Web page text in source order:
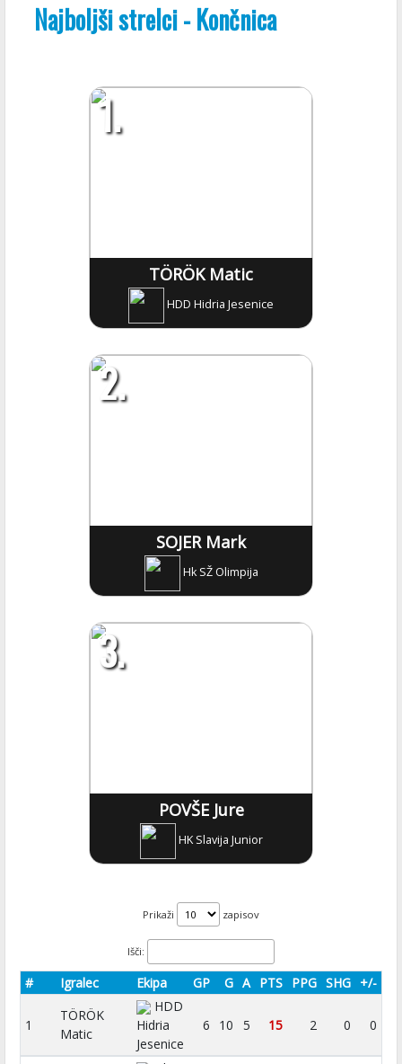
Najboljši strelci - Končnica
1.
TÖRÖK Matic
HDD Hidria Jesenice
2.
SOJER Mark
Hk SŽ Olimpija
3.
POVŠE Jure
HK Slavija Junior
Prikaži zapisov
Išči:
# Igralec Ekipa GP G A PTS PPG SHG +/-
1
TÖRÖK
Matic
HDD
Hidria
Jesenice
6 10 5 15 2 0 0